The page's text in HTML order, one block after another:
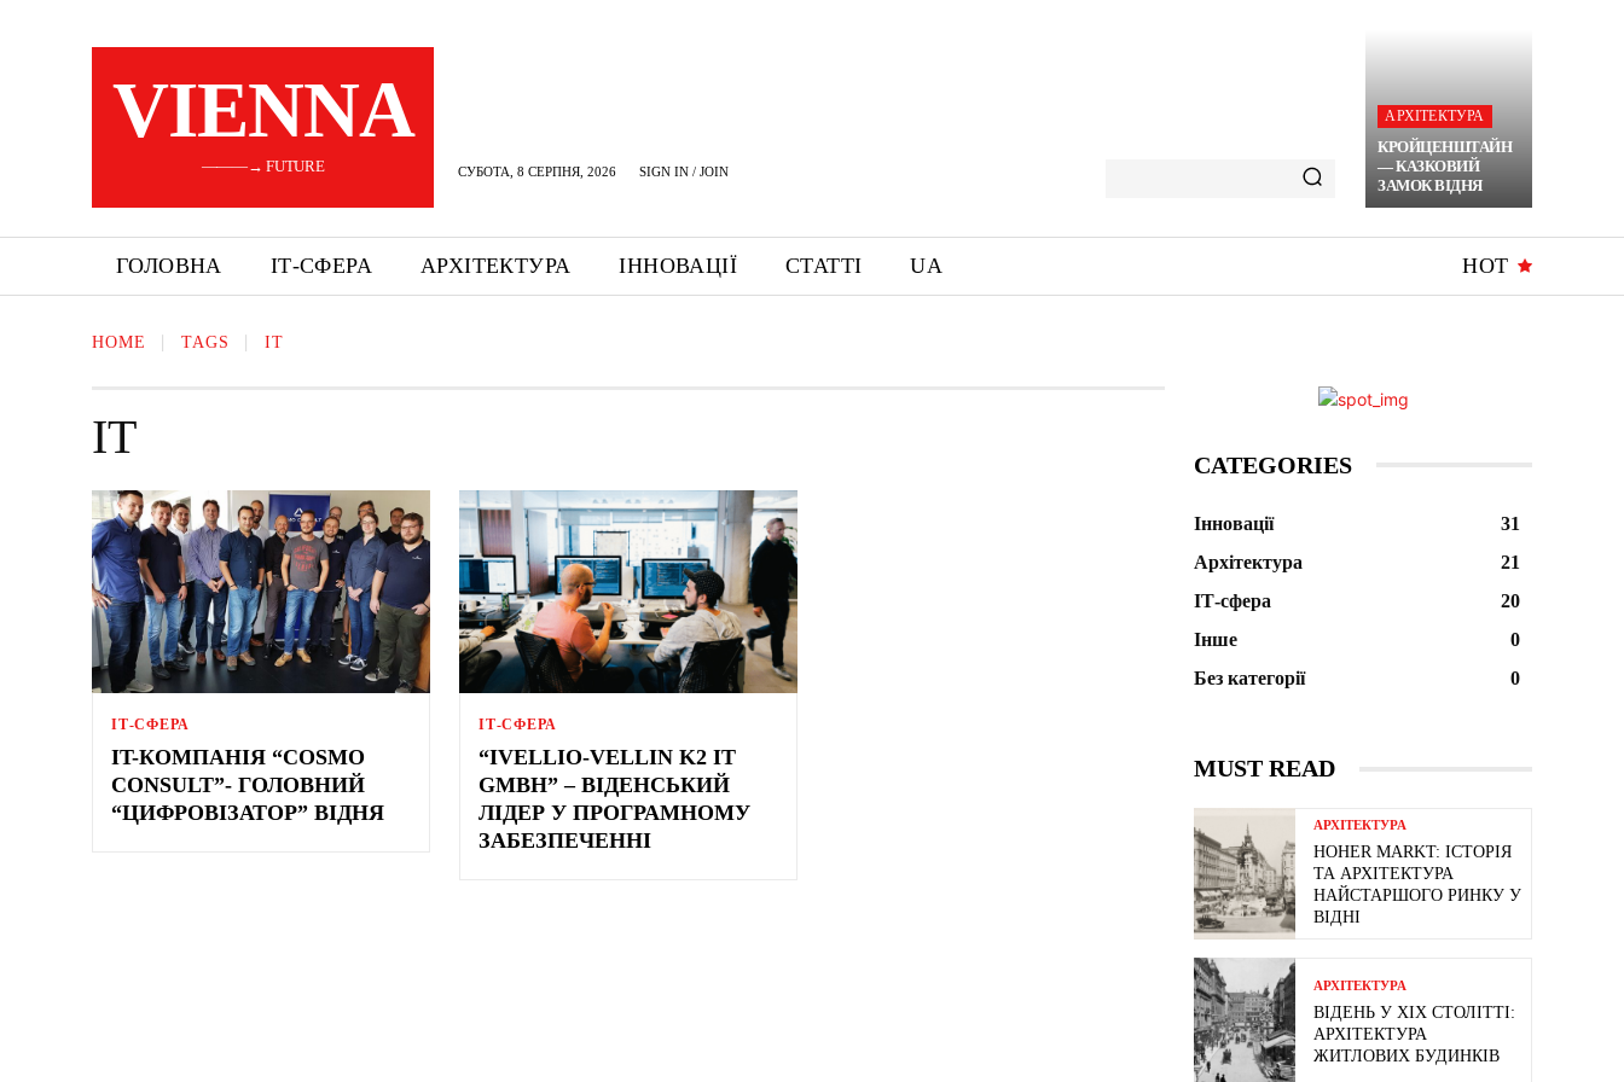
VIENNA
———→ FUTURE СУБОТА, 8 СЕРПНЯ, 2026 SIGN IN / JOIN
АРХІТЕКТУРА
КРОЙЦЕНШТАЙН
— КАЗКОВИЙ
ЗАМОК ВІДНЯ
ГОЛОВНА ІТ-СФЕРА АРХІТЕКТУРА ІННОВАЦІЇ СТАТТІ UA HOT
HOME TAGS IT
IT
ІТ-СФЕРА
IT-КОМПАНІЯ “COSMO
CONSULT”- ГОЛОВНИЙ
“ЦИФРОВІЗАТОР” ВІДНЯ
ІТ-СФЕРА
“IVELLIO-VELLIN K2 IT
GMBH” – ВІДЕНСЬКИЙ
ЛІДЕР У ПРОГРАМНОМУ
ЗАБЕЗПЕЧЕННІ
CATEGORIES
Інновації
31
Архітектура
21
ІТ-сфера
20
Інше
0
Без категорії
0
MUST READ
АРХІТЕКТУРА
HOHER MARKT: ІСТОРІЯ
ТА АРХІТЕКТУРА
НАЙСТАРШОГО РИНКУ У
ВІДНІ
АРХІТЕКТУРА
ВІДЕНЬ У ХІХ СТОЛІТТІ:
АРХІТЕКТУРА
ЖИТЛОВИХ БУДИНКІВ